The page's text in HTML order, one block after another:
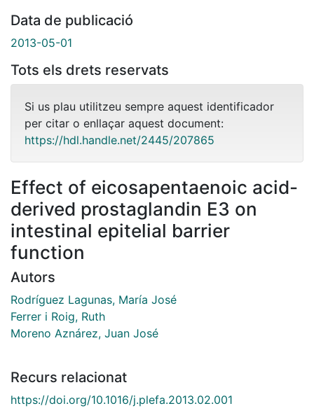
Data de publicació
2013-05-01
Tots els drets reservats
Si us plau utilitzeu sempre aquest identificador
per citar o enllaçar aquest document:
https://hdl.handle.net/2445/207865
Effect of eicosapentaenoic acid-
derived prostaglandin E3 on
intestinal epitelial barrier
function
Autors
Rodríguez Lagunas, María José
Ferrer i Roig, Ruth
Moreno Aznárez, Juan José
Recurs relacionat
https://doi.org/10.1016/j.plefa.2013.02.001